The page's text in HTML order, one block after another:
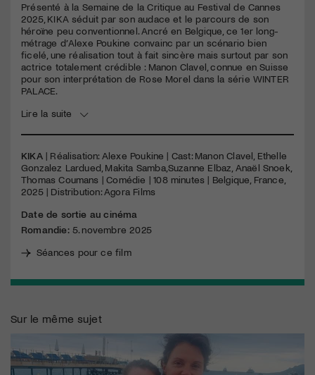
Présenté à la Semaine de la Critique au Festival de Cannes
2025, KIKA séduit par son audace et le parcours de son
héroïne peu conventionnel. Ancré en Belgique, ce 1er long-
métrage d’Alexe Poukine convainc par un scénario bien
ficelé, une réalisation tout à fait sincère mais surtout par son
actrice totalement crédible : Manon Clavel, connue en Suisse
pour son interprétation de Rose Morel dans la série WINTER
PALACE.
Lire la suite
KIKA| Réalisation: Alexe Poukine | Cast: Manon Clavel, Ethelle
Gonzalez Lardued, Makita Samba,Suzanne Elbaz, Anaël Snoek,
Thomas Coumans | Comédie | 108 minutes | Belgique, France,
2025 | Distribution: Agora Films
Date de sortie au cinéma
Romandie:5. novembre 2025
Séances pour ce film
Sur le même sujet